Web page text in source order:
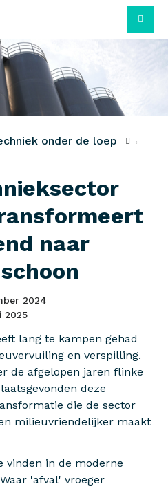
onder de loep
naar
2024
2025
lang te kampen gehad
en verspilling.
de afgelopen jaren flinke
deze
die de sector
milieuvriendelijker maakt
vinden in de moderne
'afval' vroeger